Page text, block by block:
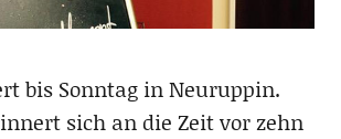
bis Sonntag in Neuruppin.
sich an die Zeit vor zehn